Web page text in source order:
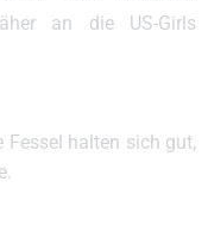
an die US-Girls
Fessel halten sich gut,